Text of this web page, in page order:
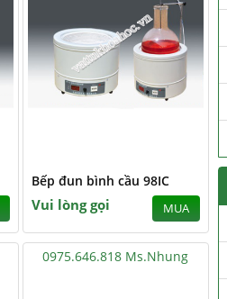
Bếp đun bình cầu 98IC
Vui lòng gọi MUA
0975.646.818 Ms.Nhung